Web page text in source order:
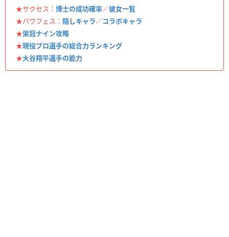
★サクセス： 博士の成功確率／彼女一覧
★パワフェス： 隠しキャラ／コラボキャラ
★栄冠ナイン攻略
★現役プロ選手の総合力ランキング
★大谷翔平選手の能力